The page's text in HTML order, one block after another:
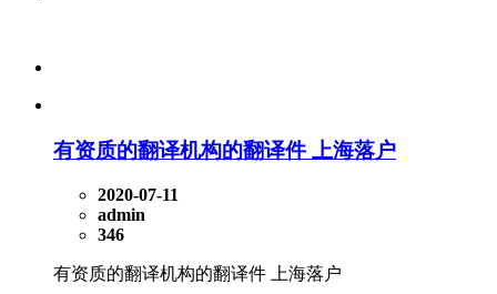
有资质的翻译机构的翻译件 上海落户
2020-07-11
admin
346
有资质的翻译机构的翻译件 上海落户